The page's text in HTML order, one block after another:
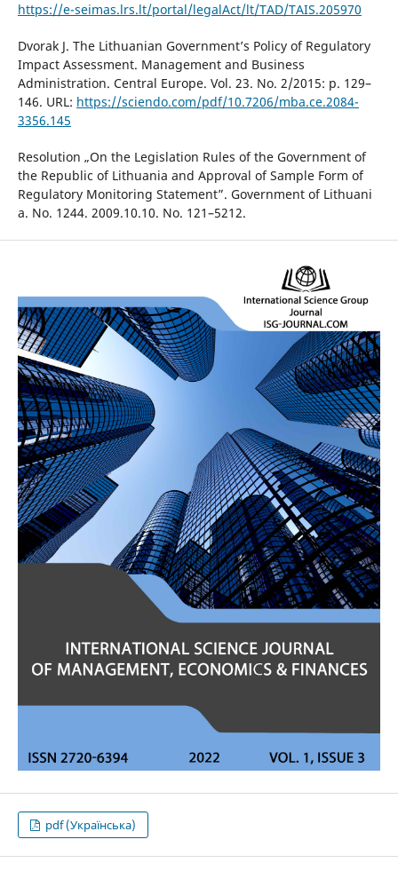
https://e-seimas.lrs.lt/portal/legalAct/lt/TAD/TAIS.205970
Dvorak J. The Lithuanian Government’s Policy of Regulatory
Impact Assessment. Management and Business
Administration. Central Europe. Vol. 23. No. 2/2015: p. 129–
146. URL: https://sciendo.com/pdf/10.7206/mba.ce.2084-
3356.145
Resolution „On the Legislation Rules of the Government of
the Republic of Lithuania and Approval of Sample Form of
Regulatory Monitoring Statement”. Government of Lithuani
a. No. 1244. 2009.10.10. No. 121–5212.
pdf (Українська)